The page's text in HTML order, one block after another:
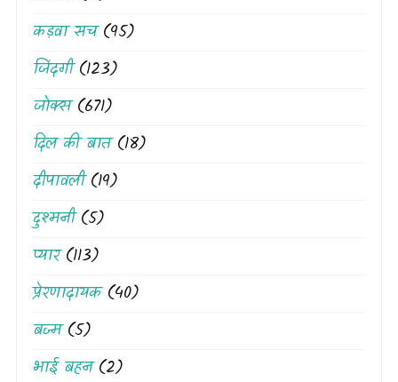
कड़वा सच(95)
जिंदगी(123)
जोक्स(671)
दिल की बात(18)
दीपावली(19)
दुश्मनी(5)
प्यार(113)
प्रेरणादायक(40)
बज्म(5)
भाई बहन(2)